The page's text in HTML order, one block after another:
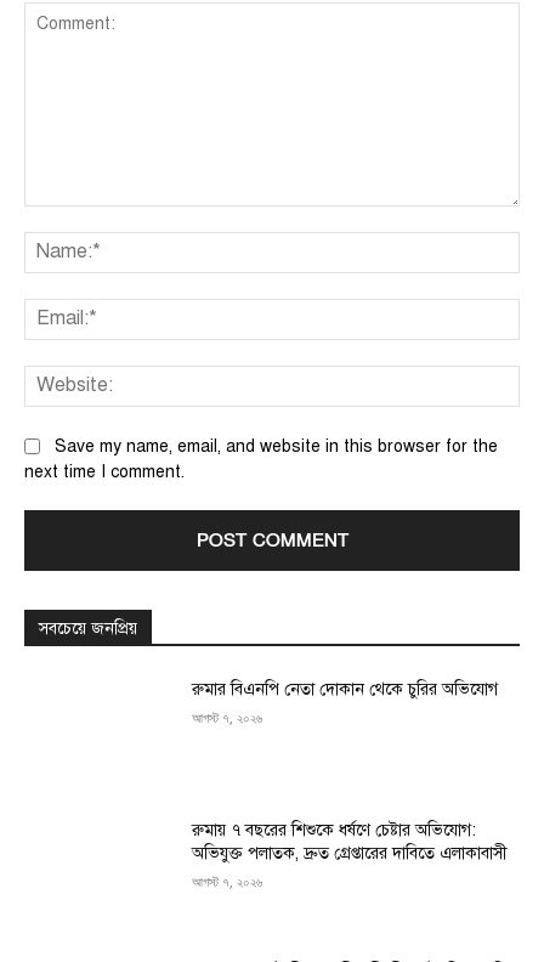
Save my name, email, and website in this browser for the
next time I comment.
সবচেয়ে জনপ্রিয়
রুমার বিএনপি নেতা দোকান থেকে চুরির অভিযোগ
আগস্ট ৭, ২০২৬
রুমায় ৭ বছরের শিশুকে ধর্ষণে চেষ্টার অভিযোগ:
অভিযুক্ত পলাতক, দ্রুত গ্রেপ্তারের দাবিতে এলাকাবাসী
আগস্ট ৭, ২০২৬